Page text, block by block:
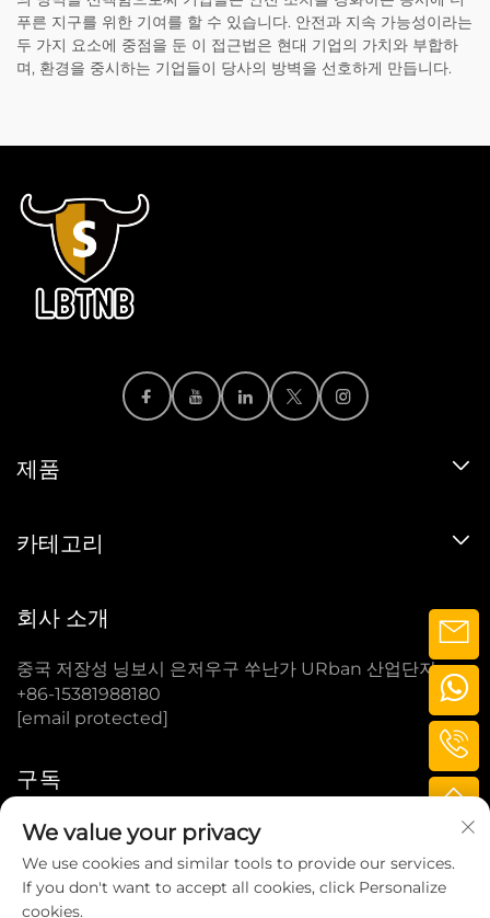
푸른 지구를 위한 기여를 할 수 있습니다. 안전과 지속 가능성이라는
두 가지 요소에 중점을 둔 이 접근법은 현대 기업의 가치와 부합하
며, 환경을 중시하는 기업들이 당사의 방벽을 선호하게 만듭니다.
제품
카테고리
회사 소개
중국 저장성 닝보시 은저우구 쑤난가 URban 산업단지
+86-15381988180
[email protected]
구독
We value your privacy
We use cookies and similar tools to provide our services.
If you don't want to accept all cookies, click Personalize
cookies.